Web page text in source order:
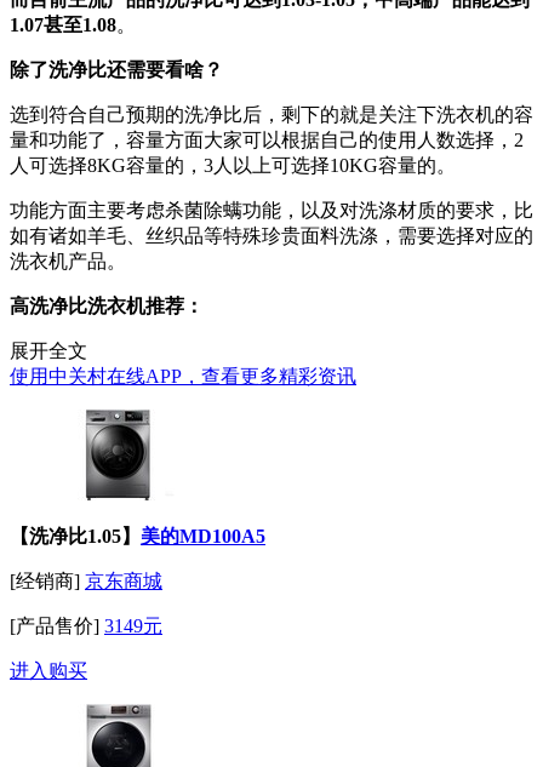
1.07甚至1.08。
除了洗净比还需要看啥？
选到符合自己预期的洗净比后，剩下的就是关注下洗衣机的容
量和功能了，容量方面大家可以根据自己的使用人数选择，2
人可选择8KG容量的，3人以上可选择10KG容量的。
功能方面主要考虑杀菌除螨功能，以及对洗涤材质的要求，比
如有诸如羊毛、丝织品等特殊珍贵面料洗涤，需要选择对应的
洗衣机产品。
高洗净比洗衣机推荐：
展开全文
使用中关村在线APP，查看更多精彩资讯
【洗净比1.05】 美的MD100A5
[经销商] 京东商城
[产品售价] 3149元
进入购买